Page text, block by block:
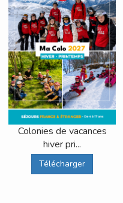
Colonies de vacances
hiver pri...
Télécharger